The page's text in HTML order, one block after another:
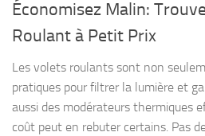
Économisez Malin:
Roulant à Petit Prix
Les volets roulants sont non
pratiques pour filtrer la lumière et
aussi des modérateurs thermiques
coût peut en rebuter certains. Pas